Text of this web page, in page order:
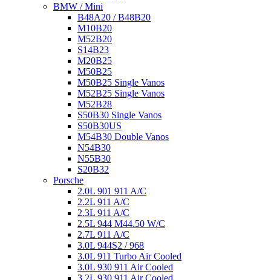
BMW / Mini
B48A20 / B48B20
M10B20
M52B20
S14B23
M20B25
M50B25
M50B25 Single Vanos
M52B25 Single Vanos
M52B28
S50B30 Single Vanos
S50B30US
M54B30 Double Vanos
N54B30
N55B30
S20B32
Porsche
2.0L 901 911 A/C
2.2L 911 A/C
2.3L 911 A/C
2.5L 944 M44.50 W/C
2.7L 911 A/C
3.0L 944S2 / 968
3.0L 911 Turbo Air Cooled
3.0L 930 911 Air Cooled
3.2L 930 911 Air Cooled